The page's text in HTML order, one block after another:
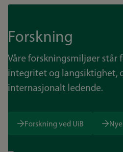
Forskning
Våre forskningsmiljøer står
integritet og langsiktighet,
internasjonalt ledende.
Forskning ved UiB